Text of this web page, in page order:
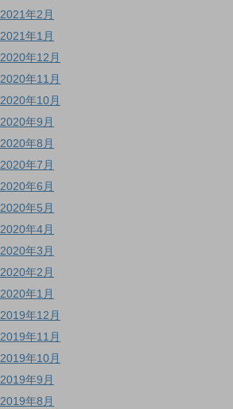
2021年2月
2021年1月
2020年12月
2020年11月
2020年10月
2020年9月
2020年8月
2020年7月
2020年6月
2020年5月
2020年4月
2020年3月
2020年2月
2020年1月
2019年12月
2019年11月
2019年10月
2019年9月
2019年8月